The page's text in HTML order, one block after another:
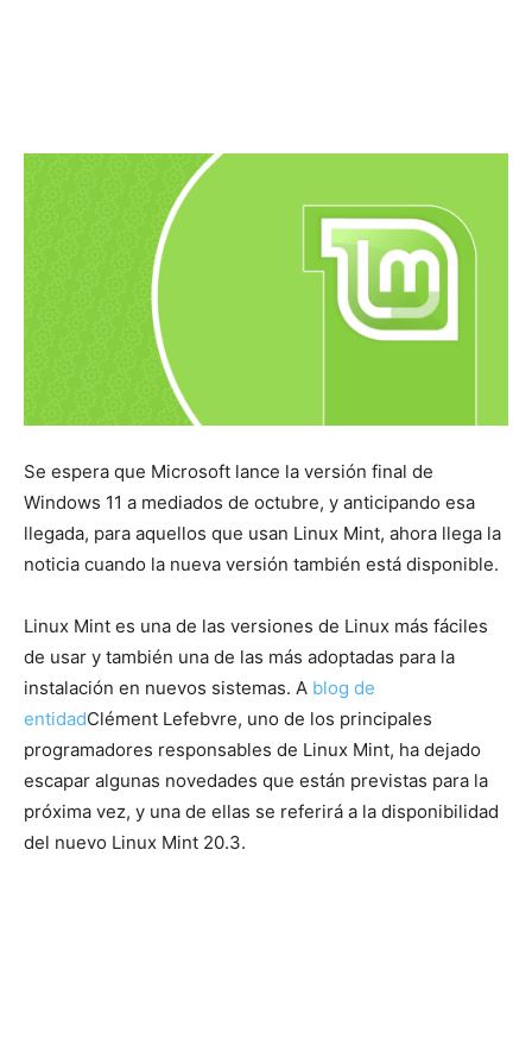
Se espera que Microsoft lance la versión final de
Windows 11 a mediados de octubre, y anticipando esa
llegada, para aquellos que usan Linux Mint, ahora llega la
noticia cuando la nueva versión también está disponible.
Linux Mint es una de las versiones de Linux más fáciles
de usar y también una de las más adoptadas para la
instalación en nuevos sistemas. A blog de
entidadClément Lefebvre, uno de los principales
programadores responsables de Linux Mint, ha dejado
escapar algunas novedades que están previstas para la
próxima vez, y una de ellas se referirá a la disponibilidad
del nuevo Linux Mint 20.3.